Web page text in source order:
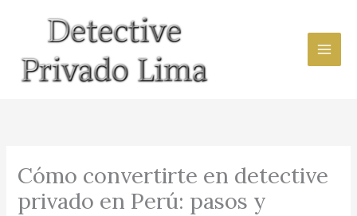
contenido
Cómo convertirte en detective
privado en Perú: pasos y